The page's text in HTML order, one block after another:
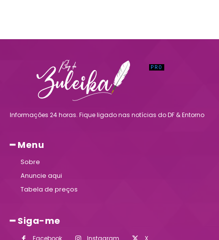
Informações 24 horas. Fique ligado nas notícias do DF & Entorno
━ Menu
Sobre
Anuncie aqui
Tabela de preços
━ Siga-me